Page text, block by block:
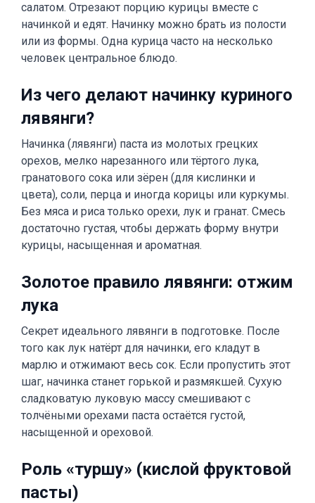
салатом. Отрезают порцию курицы вместе с
начинкой и едят. Начинку можно брать из полости
или из формы. Одна курица часто на несколько
человек центральное блюдо.
Из чего делают начинку куриного
лявянги?
Начинка (лявянги) паста из молотых грецких
орехов, мелко нарезанного или тёртого лука,
гранатового сока или зёрен (для кислинки и
цвета), соли, перца и иногда корицы или куркумы.
Без мяса и риса только орехи, лук и гранат. Смесь
достаточно густая, чтобы держать форму внутри
курицы, насыщенная и ароматная.
Золотое правило лявянги: отжим
лука
Секрет идеального лявянги в подготовке. После
того как лук натёрт для начинки, его кладут в
марлю и отжимают весь сок. Если пропустить этот
шаг, начинка станет горькой и размякшей. Сухую
сладковатую луковую массу смешивают с
толчёными орехами паста остаётся густой,
насыщенной и ореховой.
Роль «туршу» (кислой фруктовой
пасты)